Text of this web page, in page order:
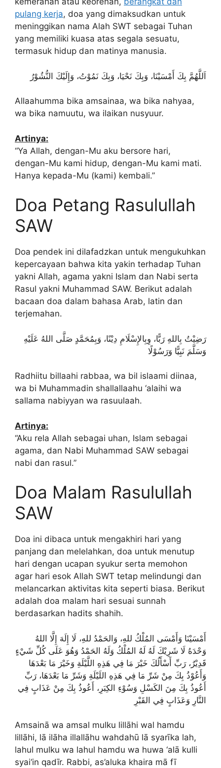
pulang kerja, doa yang dimaksudkan untuk
meninggikan nama Alah SWT sebagai Tuhan
yang memiliki kuasa atas segala sesuatu,
termasuk hidup dan matinya manusia.
اَللَّهُمَّ بِكَ أَمْسَيْنَا، وَبِكَ نَحْيَا، وَبِكَ نَمُوْتُ، وَإِلَيْكَ النُّشُوْرُ
Allaahumma bika amsainaa, wa bika nahyaa,
wa bika namuutu, wa ilaikan nusyuur.
Artinya:
“Ya Allah, dengan-Mu aku bersore hari,
dengan-Mu kami hidup, dengan-Mu kami mati.
Hanya kepada-Mu (kami) kembali.”
Doa Petang Rasulullah
SAW
Doa pendek ini dilafadzkan untuk mengukuhkan
kepercayaan bahwa kita yakin terhadap Tuhan
yakni Allah, agama yakni Islam dan Nabi serta
Rasul yakni Muhammad SAW. Berikut adalah
bacaan doa dalam bahasa Arab, latin dan
terjemahan.
رَضِيْتُ بِاللهِ رَبًّا، وِبِالإِسْلَامِ دِيْنًا، وَبِمُحَمَّدٍ صَلَّى اللهُ عَلَيْهِ
وَسَلَّمَ نَبِيًّا وَرَسُوْلًا
Radhiitu billaahi rabbaa, wa bil islaami diinaa,
wa bi Muhammadin shallallaahu ‘alaihi wa
sallama nabiyyan wa rasuulaah.
Artinya:
“Aku rela Allah sebagai uhan, Islam sebagai
agama, dan Nabi Muhammad SAW sebagai
nabi dan rasul.”
Doa Malam Rasulullah
SAW
Doa ini dibaca untuk mengakhiri hari yang
panjang dan melelahkan, doa untuk menutup
hari dengan ucapan syukur serta memohon
agar hari esok Allah SWT tetap melindungi dan
melancarkan aktivitas kita seperti biasa. Berikut
adalah doa malam hari sesuai sunnah
berdasarkan hadits shahih.
أَمْسَيْنَا وَأَمْسَى المُلْكُ للهِ، وَالحَمْدُ للهِ، لَا إِلَهَ إِلَّا اللهُ
وَحْدَهُ لَا شَرِيْكَ لَهُ لَهُ المُلْكُ وَلَهُ الحَمْدُ وَهُوَ عَلَى كُلِّ شَيْءٍ
قَدِيْرٌ، رَبِّ أَسْأَلُكَ خَيْرَ مَا فِي هَذِهِ اللَّيْلَةِ وَخَيْرَ مَا بَعْدَهَا
وَأَعُوْذُ بِكَ مِنْ شَرِّ مَا فِي هَذِهِ اللَيْلَةِ وَشَرِّ مَا بَعْدَهَا، رَبِّ
أَعُوذُ بِكَ مِنَ الكَسْلِ وَسُوْءِ الكِبَرِ، أَعُوذُ بِكَ مِنْ عَذَابٍ فِي
النَّارِ وَعَذَابٍ فِي القَبْرِ
Amsainā wa amsal mulku lillāhi wal hamdu
lillāhi, lā ilāha illallāhu wahdahū lā syarīka lah,
lahul mulku wa lahul hamdu wa huwa ‘alā kulli
syai‘in qadīr. Rabbi, as’aluka khaira mā fī